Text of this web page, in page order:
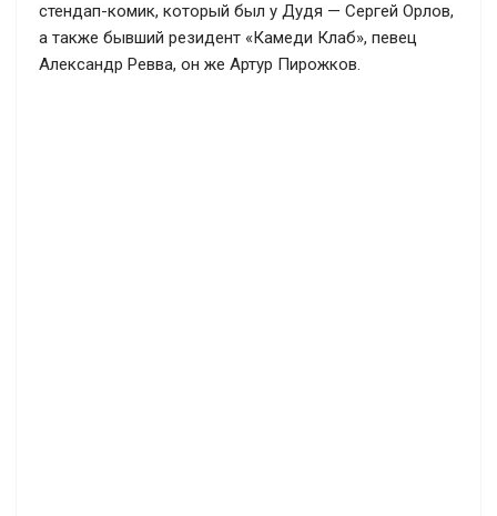
стендап-комик, который был у Дудя — Сергей Орлов,
а также бывший резидент «Камеди Клаб», певец
Александр Ревва, он же Артур Пирожков.